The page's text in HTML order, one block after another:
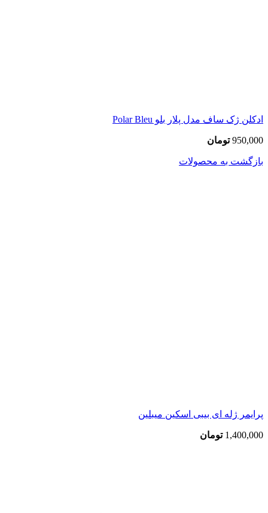
ادکلن ژک ساف مدل پلار بلو Polar Bleu
950,000 تومان
بازگشت به محصولات
پرایمر ژله ای بیبی اسکین میبلین
1,400,000 تومان